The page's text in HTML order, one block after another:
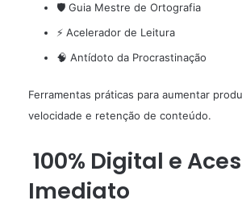
🛡️ Guia Mestre de Ortografia
⚡ Acelerador de Leitura
🧠 Antídoto da Procrastinação
Ferramentas práticas para aumentar
velocidade e retenção de conteúdo.
100% Digital e
Imediato